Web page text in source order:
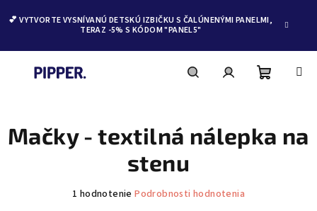
obsah
💕 VYTVORTE VYSNÍVANÚ DETSKÚ IZBIČKU S ČALÚNENÝMI PANELMI,
TERAZ -5% S KÓDOM "PANEL5"
košík
Mačky - textilná nálepka na
stenu
1 hodnotenie Podrobnosti hodnotenia